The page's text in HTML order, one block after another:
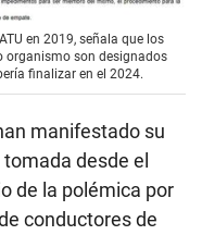
en 2019, señala que los
organismo son designados
finalizar en el 2024.
manifestado su
desde el
de la polémica por
conductores de